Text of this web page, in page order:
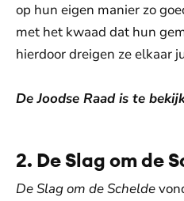
op hun eigen manier zo
met het kwaad dat hun
hierdoor dreigen ze elkaar
De Joodse Raad is te
2. De Slag om de
De Slag om de Schelde